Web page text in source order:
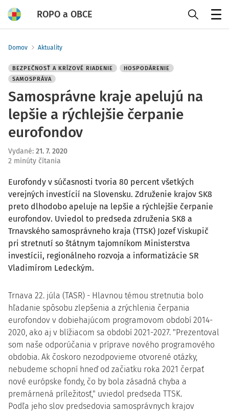
ROPO a OBCE
Domov Aktuality
BEZPEČNOSŤ A KRÍZOVÉ RIADENIE
HOSPODÁRENIE
SAMOSPRÁVA
Samosprávne kraje apelujú na
lepšie a rýchlejšie čerpanie
eurofondov
Vydané: 21. 7. 2020
2 minúty čítania
Eurofondy v súčasnosti tvoria 80 percent všetkých
verejných investícií na Slovensku. Združenie krajov SK8
preto dlhodobo apeluje na lepšie a rýchlejšie čerpanie
eurofondov. Uviedol to predseda združenia SK8 a
Trnavského samosprávneho kraja (TTSK) Jozef Viskupič
pri stretnutí so štátnym tajomníkom Ministerstva
investícii, regionálneho rozvoja a informatizácie SR
Vladimírom Ledeckým.
Trnava 22. júla (TASR) - Hlavnou témou stretnutia bolo
hľadanie spôsobu zlepšenia a zrýchlenia čerpania
eurofondov v dobiehajúcom programovom období 2014-
2020, ako aj v blížiacom sa období 2021-2027. "Prezentoval
som naše odporúčania v príprave nového programového
obdobia. Ak čoskoro nezodpovieme otvorené otázky,
nebudeme schopní hneď od začiatku roka 2021 čerpať
nové európske fondy, čo by bola zásadná chyba a
premárnená príležitosť," uviedol predseda TTSK.
Podľa jeho slov predsedovia samosprávnych krajov